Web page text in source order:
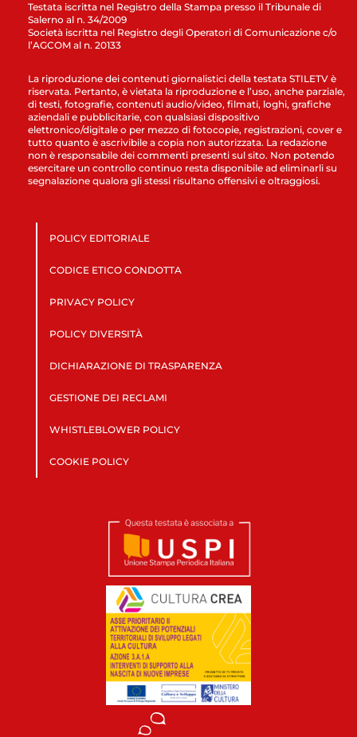
Testata iscritta nel Registro della Stampa presso il Tribunale di
Salerno al n. 34/2009
Società iscritta nel Registro degli Operatori di Comunicazione c/o
l’AGCOM al n. 20133
La riproduzione dei contenuti giornalistici della testata STILETV è
riservata. Pertanto, è vietata la riproduzione e l’uso, anche parziale,
di testi, fotografie, contenuti audio/video, filmati, loghi, grafiche
aziendali e pubblicitarie, con qualsiasi dispositivo
elettronico/digitale o per mezzo di fotocopie, registrazioni, cover e
tutto quanto è ascrivibile a copia non autorizzata. La redazione
non è responsabile dei commenti presenti sul sito. Non potendo
esercitare un controllo continuo resta disponibile ad eliminarli su
segnalazione qualora gli stessi risultano offensivi e oltraggiosi.
POLICY EDITORIALE
CODICE ETICO CONDOTTA
PRIVACY POLICY
POLICY DIVERSITÀ
DICHIARAZIONE DI TRASPARENZA
GESTIONE DEI RECLAMI
WHISTLEBLOWER POLICY
COOKIE POLICY